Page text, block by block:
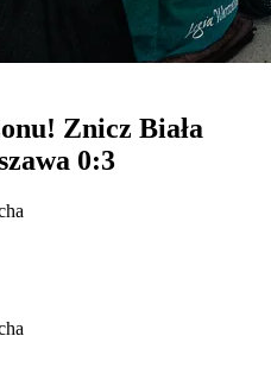
Znicz Biała
0:3